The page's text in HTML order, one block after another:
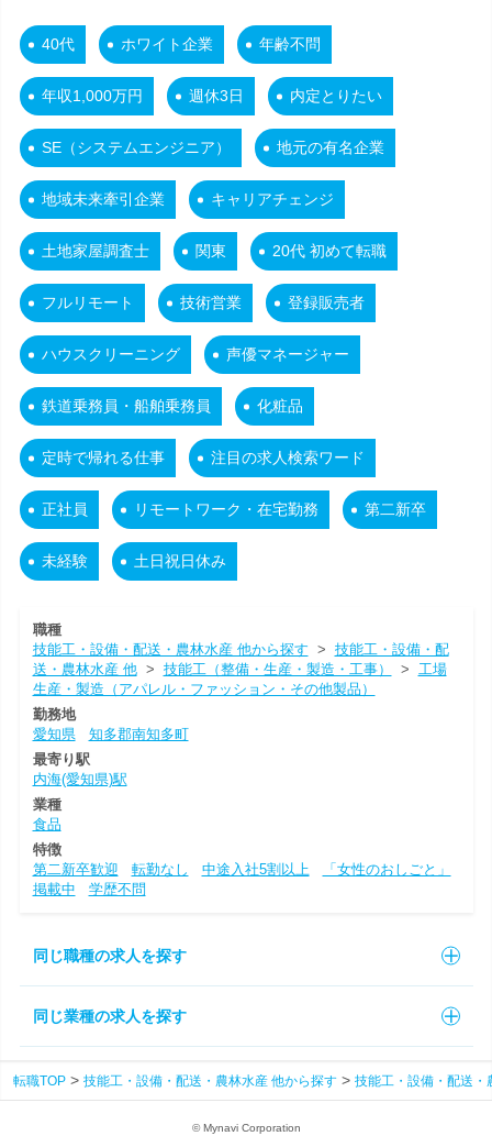
40代 ホワイト企業 年齢不問
年収1,000万円 週休3日 内定とりたい
SE（システムエンジニア） 地元の有名企業
地域未来牽引企業 キャリアチェンジ
土地家屋調査士 関東 20代 初めて転職
フルリモート 技術営業 登録販売者
ハウスクリーニング 声優マネージャー
鉄道乗務員・船舶乗務員 化粧品
定時で帰れる仕事 注目の求人検索ワード
正社員 リモートワーク・在宅勤務 第二新卒
未経験 土日祝日休み
職種
技能工・設備・配送・農林水産 他から探す > 技能工・設備・配
送・農林水産 他> 技能工（整備・生産・製造・工事） > 工場
生産・製造（アパレル・ファッション・その他製品）
勤務地
愛知県
知多郡南知多町
最寄り駅
内海(愛知県)駅
業種
食品
特徴
第二新卒歓迎
転勤なし 中途入社5割以上
「女性のおしごと」
掲載中
学歴不問
同じ職種の求人を探す
同じ業種の求人を探す
転職TOP 技能工・設備・配送・農林水産 他から探す 技能工・設備・配送・
© Mynavi Corporation